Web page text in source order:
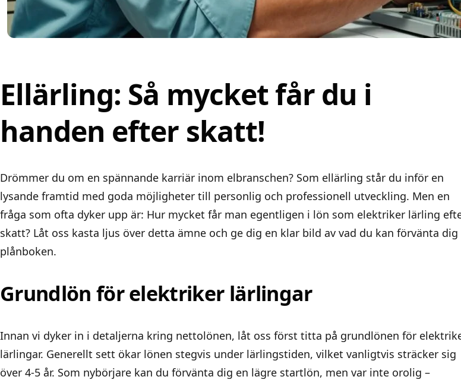
Ellärling: Så mycket får du i
handen efter skatt!
Drömmer du om en spännande karriär inom elbranschen? Som ellärling står du inför en
lysande framtid med goda möjligheter till personlig och professionell utveckling. Men en
fråga som ofta dyker upp är: Hur mycket får man egentligen i lön som elektriker lärling
skatt? Låt oss kasta ljus över detta ämne och ge dig en klar bild av vad du kan förvänta dig
plånboken.
Grundlön för elektriker lärlingar
Innan vi dyker in i detaljerna kring nettolönen, låt oss först titta på grundlönen för
lärlingar. Generellt sett ökar lönen stegvis under lärlingstiden, vilket vanligtvis sträcker sig
över 4-5 år. Som nybörjare kan du förvänta dig en lägre startlön, men var inte orolig –